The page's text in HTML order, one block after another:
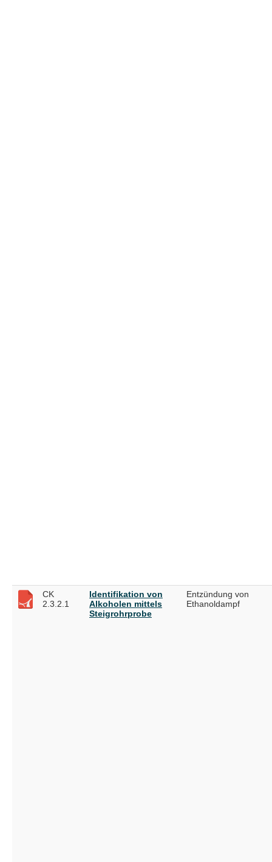
CK
2.3.2.1
Identifikation von
Alkoholen mittels
Steigrohrprobe
Entzündung von
Ethanoldampf